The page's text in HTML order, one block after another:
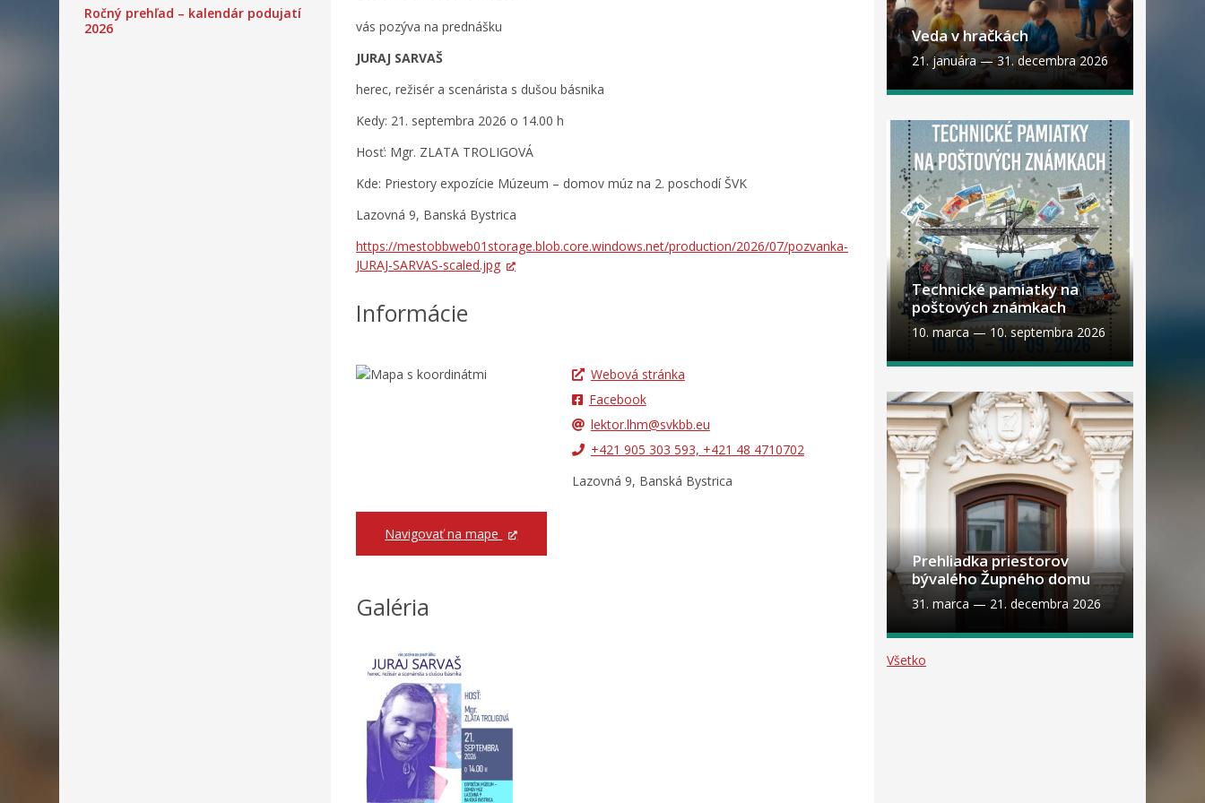
Ročný prehľad – kalendár podujatí
2026
vás pozýva na prednášku
JURAJ SARVAŠ
herec, režisér a scenárista s dušou básnika
Kedy: 21. septembra 2026 o 14.00 h
Hosť: Mgr. ZLATA TROLIGOVÁ
Kde: Priestory expozície Múzeum – domov múz na 2. poschodí ŠVK
Lazovná 9, Banská Bystrica
https://mestobbweb01storage.blob.core.windows.net/production/2026/07/pozvanka-
JURAJ-SARVAS-scaled.jpg
Informácie
Navigovať na mape
Webová stránka
Facebook
lektor.lhm@svkbb.eu
+421 905 303 593, +421 48 4710702
Lazovná 9, Banská Bystrica
Galéria
Veda v hračkách
21. januára—31. decembra 2026
Technické pamiatky na
poštových známkach
10. marca—10. septembra 2026
Prehliadka priestorov
bývalého Župného domu
31. marca— 21. decembra 2026
Všetko